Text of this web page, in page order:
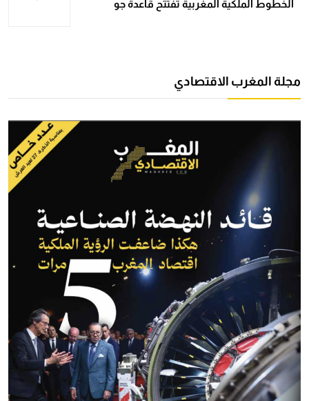
الخطوط الملكية المغربية تفتتح قاعدة جو
مجلة المغرب الاقتصادي